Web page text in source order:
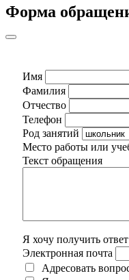
Форма
Имя
Фамилия
Отчество
Телефон
Род занятий
Место работы или
Текст обращения
Я хочу получить
Электронная почта
Адресовать